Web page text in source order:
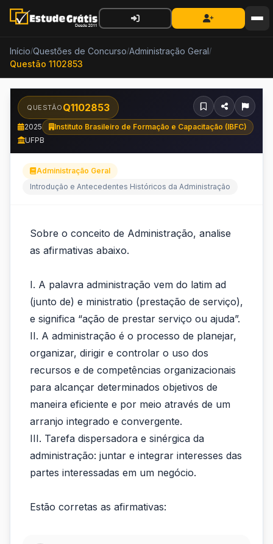
Início/Questões de Concurso/Administração Geral/
Questão 1102853
QUESTÃO Q1102853
2025
Instituto Brasileiro de Formação e Capacitação (IBFC)
UFPB
Administração Geral
Introdução e Antecedentes Históricos da Administração
Sobre
o
de
Administração,
analise
as...
Sobre o conceito de Administração, analise
as afirmativas abaixo.
I. A palavra administração vem do latim ad
(junto de) e ministratio (prestação de serviço),
e significa “ação de prestar serviço ou ajuda”.
II. A administração é o processo de planejar,
organizar, dirigir e controlar o uso dos
recursos e de competências organizacionais
para alcançar determinados objetivos de
maneira eficiente e por meio através de um
arranjo integrado e convergente.
III. Tarefa dispersadora e sinérgica da
administração: juntar e integrar interesses das
partes interessadas em um negócio.
Estão corretas as afirmativas: